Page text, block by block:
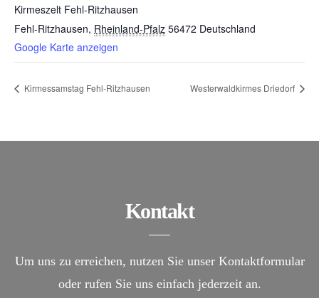
Kirmeszelt Fehl-Ritzhausen
Fehl-Ritzhausen, Rheinland-Pfalz 56472 Deutschland
Google Karte anzeigen
Kirmessamstag Fehl-Ritzhausen Westerwaldkirmes Driedorf
Kontakt
Um uns zu erreichen, nutzen Sie unser Kontaktformular
oder rufen Sie uns einfach jederzeit an.